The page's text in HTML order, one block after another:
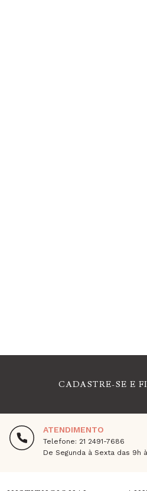
CADASTRE-SE E
ATENDIMENTO
Telefone: 21 2491-7686
De Segunda à Sexta das 9h